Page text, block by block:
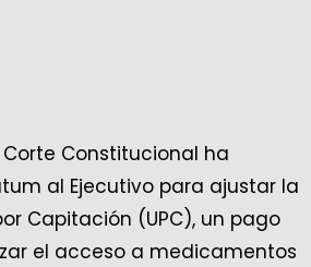
Constitucional ha
al Ejecutivo para ajustar la
Capitación (UPC), un pago
el acceso a medicamentos